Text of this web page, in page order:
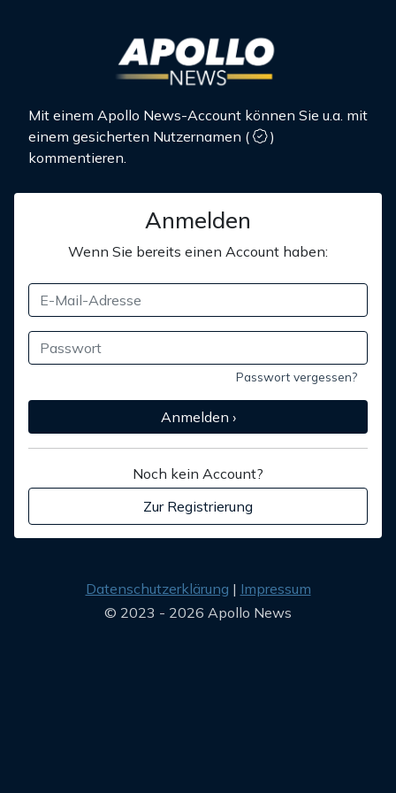
Mit einem Apollo News-Account können Sie u.a. mit
einem gesicherten Nutzernamen (
)
kommentieren.
Anmelden
Wenn Sie bereits einen Account haben:
Passwort vergessen?
Anmelden ›
Noch kein Account?
Zur Registrierung
Datenschutzerklärung
Impressum
© 2023 - 2026 Apollo News